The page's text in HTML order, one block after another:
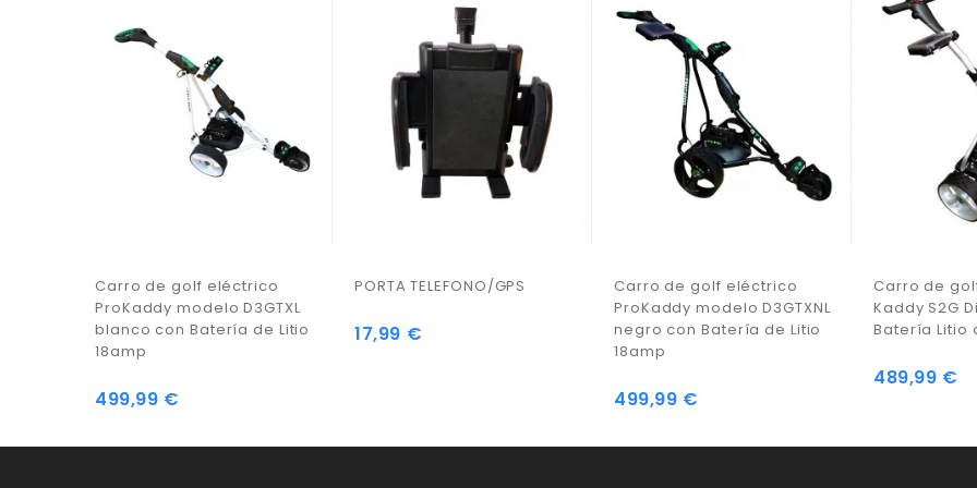
Carro de golf eléctrico
ProKaddy modelo D3GTXL
blanco con Batería de Litio
18amp
Precio
499,99 €
PORTA TELEFONO/GPS
Precio
17,99 €
Carro de golf eléctrico
ProKaddy modelo D3GTXNL
negro con Batería de Litio
18amp
Precio
499,99 €
Carro de
Kaddy S2G
Batería Litio
Precio
489,99 €